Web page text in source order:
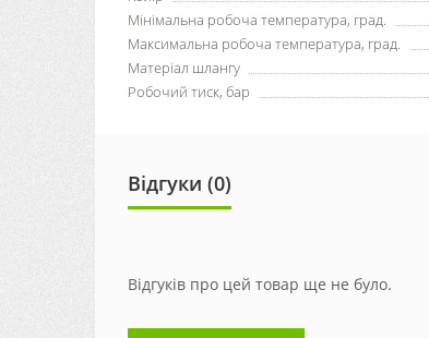
Мінімальна робоча температура, град.
Максимальна робоча температура, град.
Матеріал шлангу
Робочий тиск, бар
Відгуки (0)
Відгуків про цей товар ще не було.